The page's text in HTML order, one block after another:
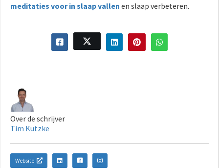
meditaties voor in slaap vallen en slaap verbeteren.
Over de schrijver
Tim Kutzke
Website